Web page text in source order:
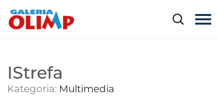
IStrefa
Kategoria: Multimedia